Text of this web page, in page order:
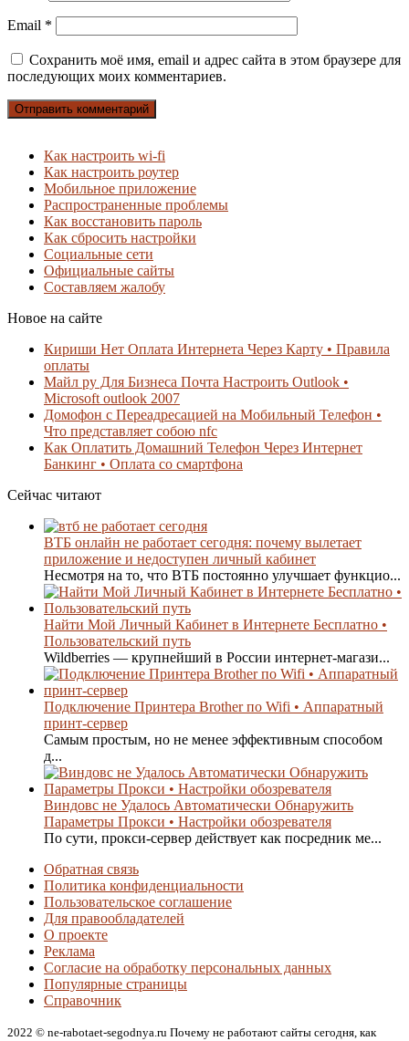
Email *
Сохранить моё имя, email и адрес сайта в этом браузере для
последующих моих комментариев.
Как настроить wi-fi
Как настроить роутер
Мобильное приложение
Распространенные проблемы
Как восстановить пароль
Как сбросить настройки
Социальные сети
Официальные сайты
Составляем жалобу
Новое на сайте
Кириши Нет Оплата Интернета Через Карту • Правила
оплаты
Майл ру Для Бизнеса Почта Настроить Outlook •
Microsoft outlook 2007
Домофон с Переадресацией на Мобильный Телефон •
Что представляет собою nfc
Как Оплатить Домашний Телефон Через Интернет
Банкинг • Оплата со смартфона
Сейчас читают
ВТБ онлайн не работает сегодня: почему вылетает
приложение и недоступен личный кабинет
Несмотря на то, что ВТБ постоянно улучшает функцио...
Найти Мой Личный Кабинет в Интернете Бесплатно •
Пользовательский путь
Wildberries — крупнейший в России интернет-магази...
Подключение Принтера Brother по Wifi • Аппаратный
принт-сервер
Самым простым, но не менее эффективным способом
д...
Виндовс не Удалось Автоматически Обнаружить
Параметры Прокси • Настройки обозревателя
По сути, прокси-сервер действует как посредник ме...
Обратная связь
Политика конфиденциальности
Пользовательское соглашение
Для правообладателей
О проекте
Реклама
Согласие на обработку персональных данных
Популярные страницы
Справочник
2022 © ne-rabotaet-segodnya.ru Почему не работают сайты сегодня, как